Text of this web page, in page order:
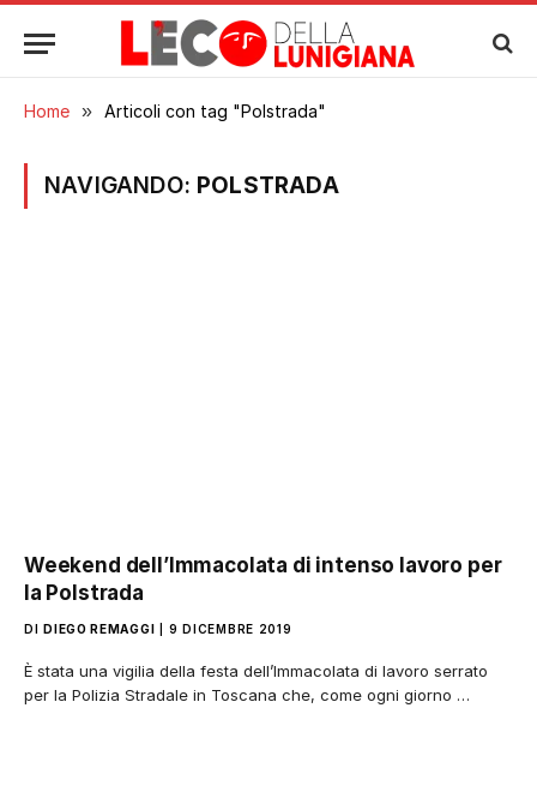
Home » Articoli con tag "Polstrada"
NAVIGANDO: POLSTRADA
Weekend dell’Immacolata di intenso lavoro per
la Polstrada
DI DIEGO REMAGGI 9 DICEMBRE 2019
È stata una vigilia della festa dell’Immacolata di lavoro serrato
per la Polizia Stradale in Toscana che, come ogni giorno …